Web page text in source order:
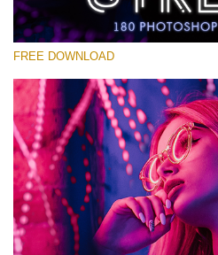
Light Streak
(180 Overlays)
Fairy Tale (344 Overlays)
Large 6000*4000px
Entire Collection
(1783 Overlays)
Large 6000*4000px
FREE DOWNLOAD